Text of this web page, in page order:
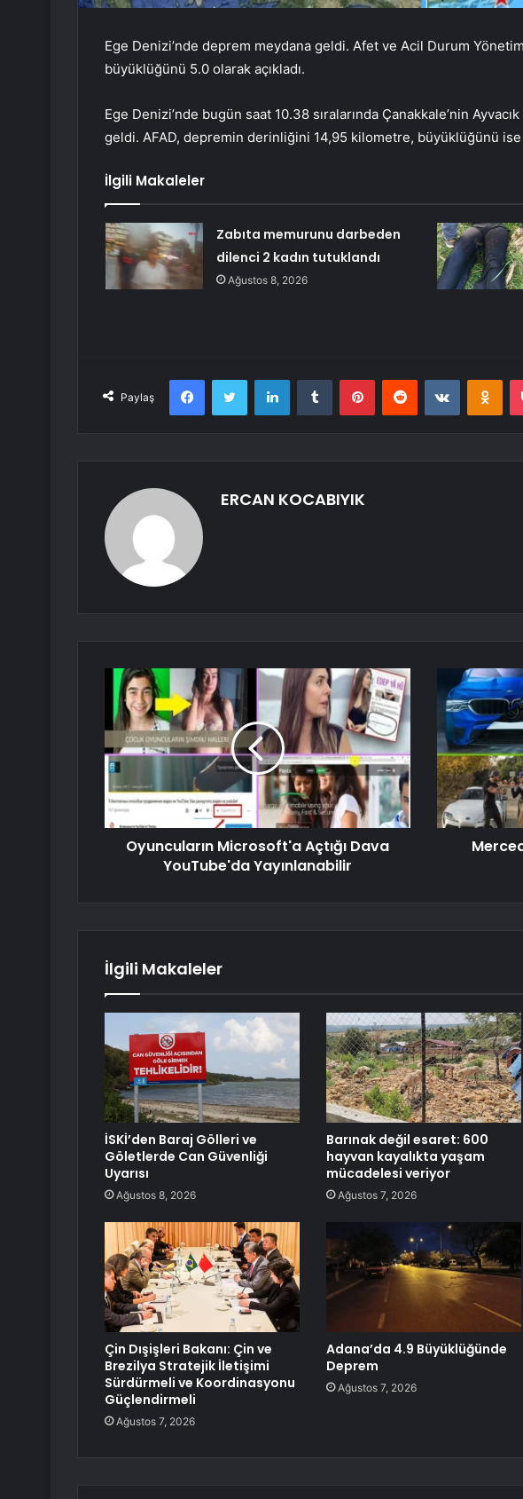
Ege Denizi’nde deprem meydana geldi. Afet ve Acil Durum
büyüklüğünü 5.0 olarak açıkladı.
Ege Denizi’nde bugün saat 10.38 sıralarında Çanakkale’nin
geldi. AFAD, depremin derinliğini 14,95 kilometre, büyüklüğünü ise
İlgili Makaleler
Zabıta memurunu darbeden
dilenci 2 kadın tutuklandı
Ağustos 8, 2026
Paylaş
FacebookTwitter LinkedInTumblr PinterestReddit VKontakte
ERCAN KOCABIYIK
Oyuncuların Microsoft'a Açtığı Dava
YouTube'da Yayınlanabilir
İlgili Makaleler
İSKİ’den Baraj Gölleri ve
Göletlerde Can Güvenliği
Uyarısı
Ağustos 8, 2026
Barınak değil esaret: 600
hayvan kayalıkta yaşam
mücadelesi veriyor
Ağustos 7, 2026
Çin Dışişleri Bakanı: Çin ve
Brezilya Stratejik İletişimi
Sürdürmeli ve Koordinasyonu
Güçlendirmeli
Ağustos 7, 2026
Adana’da 4.9 Büyüklüğünde
Deprem
Ağustos 7, 2026